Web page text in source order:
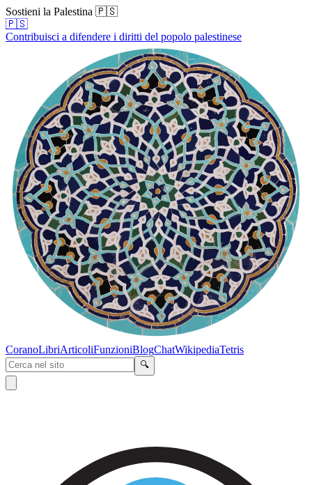
Sostieni la Palestina 🇵🇸
🇵🇸
Contribuisci a difendere i diritti del popolo palestinese
CoranoLibriArticoliFunzioniBlogChatWikipediaTetris
🔍